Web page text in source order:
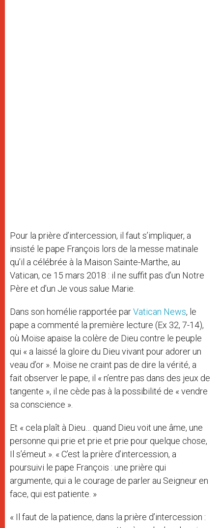
Pour la prière d’intercession, il faut s’impliquer, a
insisté le pape François lors de la messe matinale
qu’il a célébrée à la Maison Sainte-Marthe, au
Vatican, ce 15 mars 2018 : il ne suffit pas d’un Notre
Père et d’un Je vous salue Marie.
Dans son homélie rapportée parVatican News, le
pape a commenté la première lecture (Ex 32, 7-14),
où Moïse apaise la colère de Dieu contre le peuple
qui « a laissé la gloire du Dieu vivant pour adorer un
veau d’or ». Moïse ne craint pas de dire la vérité, a
fait observer le pape, il « n’entre pas dans des jeux de
tangente », il ne cède pas à la possibilité de « vendre
sa conscience ».
Et « cela plaît à Dieu… quand Dieu voit une âme, une
personne qui prie et prie et prie pour quelque chose,
Il s’émeut ». « C’est la prière d’intercession, a
poursuivi le pape François : une prière qui
argumente, qui a le courage de parler au Seigneur en
face, qui est patiente. »
« Il faut de la patience, dans la prière d’intercession :